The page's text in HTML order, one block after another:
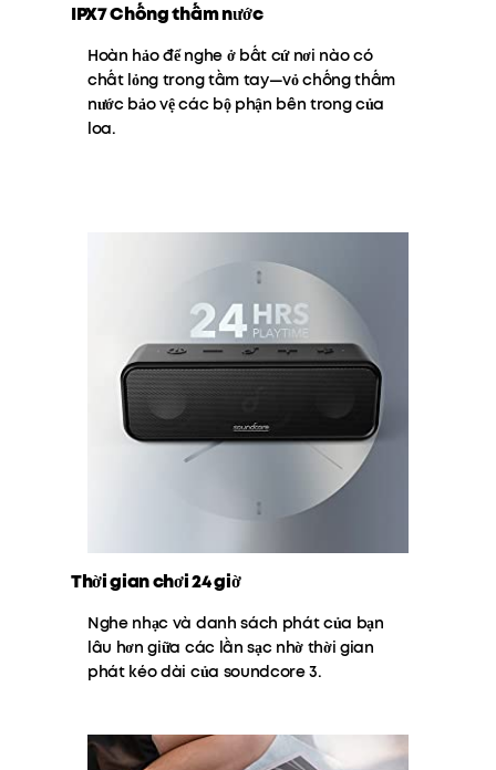
IPX7 Chống thấm nước
Hoàn hảo để nghe ở bất cứ nơi nào có
chất lỏng trong tầm tay—vỏ chống thấm
nước bảo vệ các bộ phận bên trong của
loa.
Thời gian chơi 24 giờ
Nghe nhạc và danh sách phát của bạn
lâu hơn giữa các lần sạc nhờ thời gian
phát kéo dài của soundcore 3.